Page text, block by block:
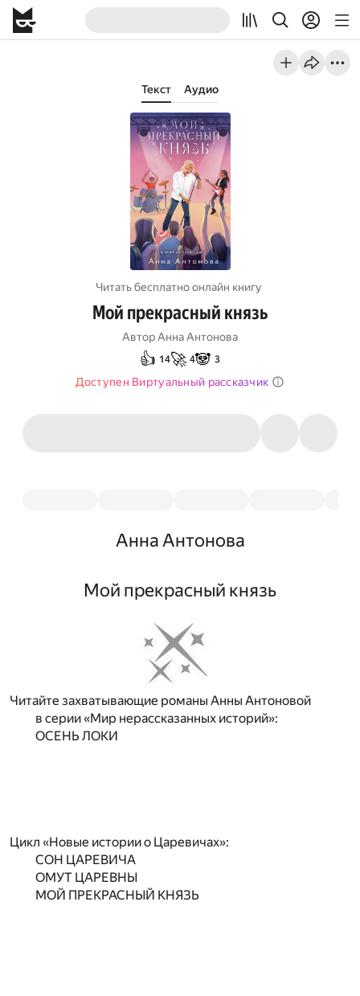
Текст Аудио
Читать бесплатно онлайн книгу
Мой прекрасный князь
АвторАнна Антонова
👍 14🚀 4🐼 3
Доступен Виртуальный рассказчик
Анна Антонова
Мой прекрасный князь
Читайте захватывающие романы Анны Антоновой
в серии «Мир нерассказанных историй»:
ОСЕНЬ ЛОКИ
Цикл «Новые истории о Царевичах»:
СОН ЦАРЕВИЧА
ОМУТ ЦАРЕВНЫ
МОЙ ПРЕКРАСНЫЙ КНЯЗЬ